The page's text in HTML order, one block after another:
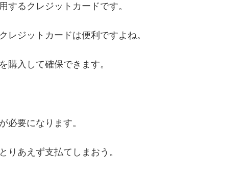
するクレジットカードです。
レジットカードは便利ですよね。
購入して確保できます。
必要になります。
りあえず支払てしまおう。